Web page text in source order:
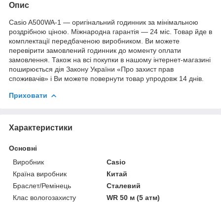
Опис
Casio A500WA-1 — оригінальний годинник за мінімальною
роздрібною ціною. Міжнародна гарантія — 24 міс. Товар йде в
комплектації передбаченою виробником. Ви можете
перевірити замовлений годинник до моменту оплати
замовлення. Також на всі покупки в нашому інтернет-магазині
поширюється дія Закону України «Про захист прав
споживачів» і Ви можете повернути товар упродовж 14 днів.
Приховати
Характеристики
Основні
Виробник
Casio
Країна виробник
Китай
Браслет/Ремінець
Сталевий
Клас вологозахисту
WR 50 м (5 атм)